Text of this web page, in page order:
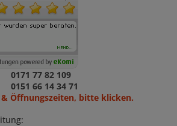
77 82 109
66 14 34 71
& Öffnungszeiten, bitte klicken.